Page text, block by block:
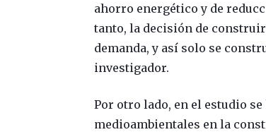
ahorro energético y de
tanto, la decisión de
demanda, y así solo se
investigador.
Por otro lado, en el estudio
medioambientales en la